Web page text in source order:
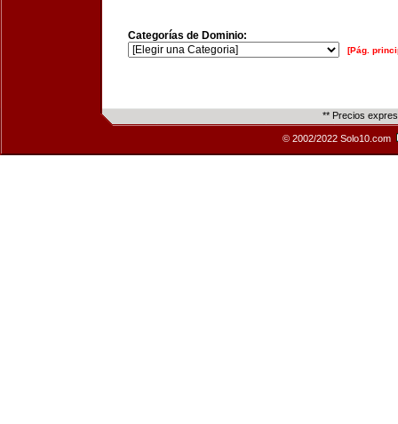
Categorías de Dominio:
[Pág.
** Precios
© 2002/2022 Solo10.com